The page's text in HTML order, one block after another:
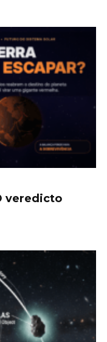
veredicto